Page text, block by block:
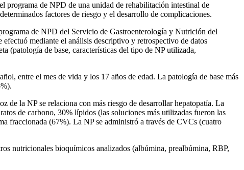
programa de NPD de una unidad de rehabilitación intestinal de
factores de riesgo y el desarrollo de complicaciones.
de NPD del Servicio de Gastroenterología y Nutrición del
mediante el análisis descriptivo y retrospectivo de datos
(patología de base, características del tipo de NP utilizada,
entre el mes de vida y los 17 años de edad. La patología de base más
de la NP se relaciona con más riesgo de desarrollar hepatopatía. La
de carbono, 30% lípidos (las soluciones más utilizadas fueron las
fraccionada (67%). La NP se administró a través de CVCs (cuatro
nutricionales bioquímicos analizados (albúmina, prealbúmina, RBP,